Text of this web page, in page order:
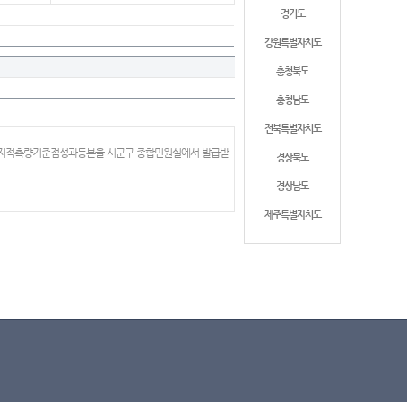
경기도
강원특별자치도
충청북도
충청남도
전북특별자치도
경상북도
경상남도
제주특별자치도
측량기준점성과등본을 시군구 종합민원실에서 발급받